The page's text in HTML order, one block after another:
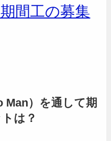
間工の募集
Man）を通して期
は？